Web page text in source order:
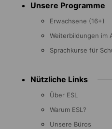
menu Unsere Programme
Erwachsene (16+)
Weiterbildungen im
Sprachkurse für
Nützliche Links
Über ESL
Warum ESL?
Unsere Büros